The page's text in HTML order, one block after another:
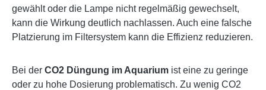
gewählt oder die Lampe nicht regelmäßig gewechselt,
kann die Wirkung deutlich nachlassen. Auch eine falsche
Platzierung im Filtersystem kann die Effizienz reduzieren.
Bei der CO2 Düngung im Aquarium ist eine zu geringe
oder zu hohe Dosierung problematisch. Zu wenig CO2